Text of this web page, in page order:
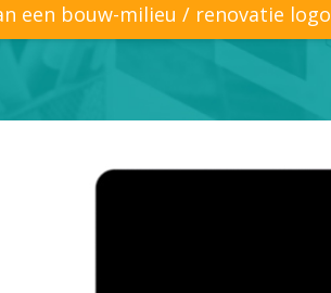
een bouw-milieu / renovatie logo